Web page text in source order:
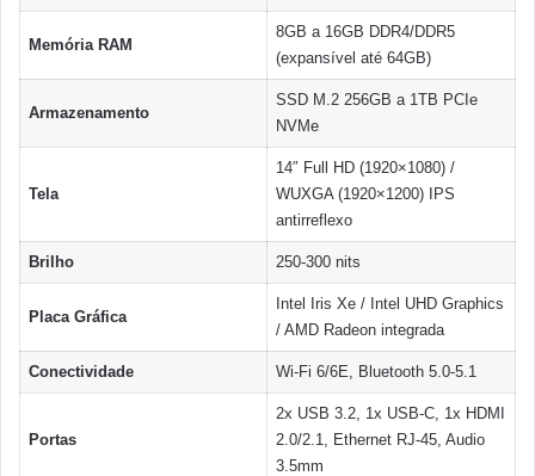
Memória RAM
8GB a 16GB DDR4/DDR5
(expansível até 64GB)
Armazenamento
SSD M.2 256GB a 1TB PCIe
NVMe
Tela
14″ Full HD (1920×1080) /
WUXGA (1920×1200) IPS
antirreflexo
Brilho 250-300 nits
Placa Gráfica
Intel Iris Xe / Intel UHD Graphics
/ AMD Radeon integrada
Conectividade Wi-Fi 6/6E, Bluetooth 5.0-5.1
Portas
2x USB 3.2, 1x USB-C, 1x HDMI
2.0/2.1, Ethernet RJ-45, Audio
3.5mm